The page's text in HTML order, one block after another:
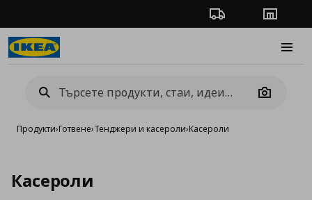
Проследяване на
Camera
Продукти›Готвене›Тенджери и касероли›Касероли
Касероли